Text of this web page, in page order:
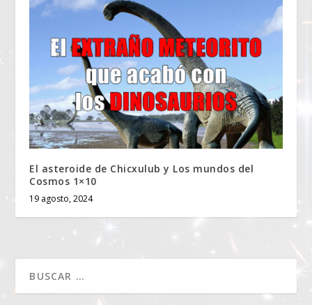
El asteroide de Chicxulub y Los mundos del
Cosmos 1×10
19 agosto, 2024